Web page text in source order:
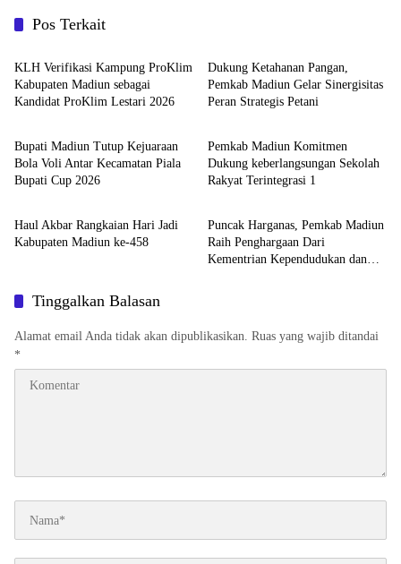
Pos Terkait
Pemerintah
KLH Verifikasi Kampung ProKlim
Kabupaten Madiun sebagai
Kandidat ProKlim Lestari 2026
Dukung Ketahanan Pangan,
Pemkab Madiun Gelar Sinergisitas
Peran Strategis Petani
Pemerintah
Bupati Madiun Tutup Kejuaraan
Bola Voli Antar Kecamatan Piala
Bupati Cup 2026
Pemerintah
Pemkab Madiun Komitmen
Dukung keberlangsungan Sekolah
Rakyat Terintegrasi 1
Pemerintah
Haul Akbar Rangkaian Hari Jadi
Kabupaten Madiun ke-458
Pemerintah
Puncak Harganas, Pemkab Madiun
Raih Penghargaan Dari
Kementrian Kependudukan dan
Tinggalkan Balasan
Alamat email Anda tidak akan dipublikasikan. Ruas yang wajib ditandai
*